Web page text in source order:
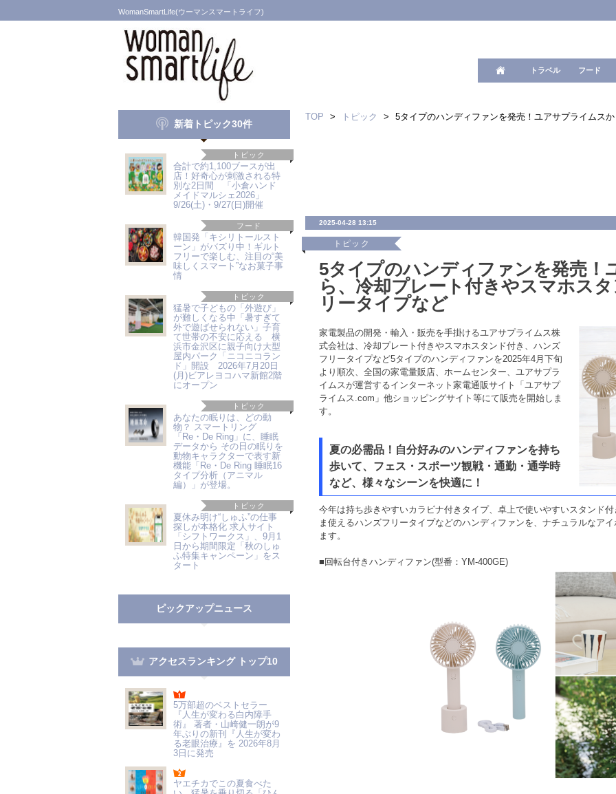
WomanSmartLife(ウーマンスマートライフ)
トラベル フード
新着トピック30件
トピック
合計で約1,100ブースが出
店！好奇心が刺激される特
別な2日間 「小倉ハンド
メイドマルシェ2026」
9/26(土)・9/27(日)開催
フード
韓国発「キシリトールスト
ーン」がバズり中！ギルト
フリーで楽しむ、注目の“美
味しくスマート”なお菓子事
情
トピック
猛暑で子どもの「外遊び」
が難しくなる中「暑すぎて
外で遊ばせられない」子育
て世帯の不安に応える 横
浜市金沢区に親子向け大型
屋内パーク「ニコニコラン
ド」開設 2026年7月20日
(月)ビアレヨコハマ新館2階
にオープン
トピック
あなたの眠りは、どの動
物？ スマートリング
「Re・De Ring」に、睡眠
データから その日の眠りを
動物キャラクターで表す新
機能「Re・De Ring 睡眠16
タイプ分析（アニマル
編）」が登場。
トピック
夏休み明け“しゅふ”の仕事
探しが本格化 求人サイト
「シフトワークス」、9月1
日から期間限定「秋のしゅ
ふ特集キャンペーン」をス
タート
ピックアップニュース
アクセスランキング トップ10
5万部超のベストセラー
『人生が変わる白内障手
術』 著者・山崎健一朗が9
年ぶりの新刊『人生が変わ
る老眼治療』を 2026年8月
3日に発売
ヤエチカでこの夏食べた
TOP > トピック > 5タイプのハンディファンを発売！ユアサプライムス
2025-04-28 13:15
トピック
5タイプのハンディファンを発売！
ら、冷却プレート付きやスマホス
リータイプなど
家電製品の開発・輸入・販売を手掛けるユアサプライムス株
式会社は、冷却プレート付きやスマホスタンド付き、ハンズ
フリータイプなど5タイプのハンディファンを2025年4月下旬
より順次、全国の家電量販店、ホームセンター、ユアサプラ
イムスが運営するインターネット家電通販サイト「ユアサプ
ライムス.com」他ショッピングサイト等にて販売を開始しま
す。
夏の必需品！自分好みのハンディファンを持ち
歩いて、フェス・スポーツ観戦・通勤・通学時
など、様々なシーンを快適に！
今年は持ち歩きやすいカラビナ付きタイプ、卓上で使いやすいスタンド
ま使えるハンズフリータイプなどのハンディファンを、ナチュラルなア
ます。
■回転台付きハンディファン(型番：YM-400GE)